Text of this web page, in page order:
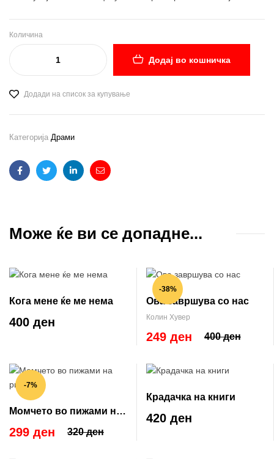
Количина
Додај во кошничка
Додади на список за купување
Категорија Драми
FacebookTwitterLinkedinEmail
Може ќе ви се допадне...
Кога мене ќе ме нема
400 ден
-38%
Ова завршува со нас
Колин Хувер
400 ден
249 ден
-7%
Момчето во пижами на
риги
320 ден
299 ден
Крадачка на книги
420 ден